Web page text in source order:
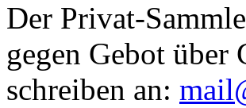
Der Privat-
gegen Gebot über
schreiben an: